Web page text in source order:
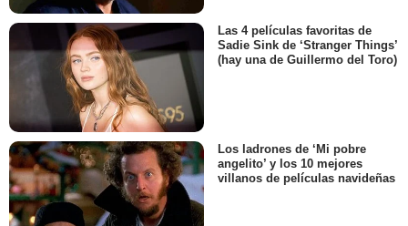
Las 4 películas favoritas de
Sadie Sink de ‘Stranger Things’
(hay una de Guillermo del Toro)
Los ladrones de ‘Mi pobre
angelito’ y los 10 mejores
villanos de películas navideñas